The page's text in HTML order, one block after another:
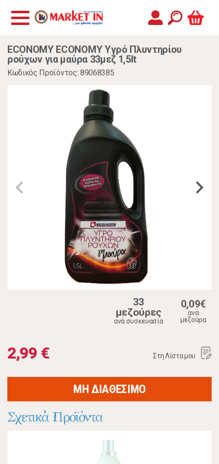
ECONOMY ECONOMY Yγρό Πλυντηρίου
ρούχων για μαύρα 33μεζ 1,5lt
Κωδικός Προϊόντος: 89068385
33
μεζούρες
ανά συσκευασία
0,09€
ανά
μεζούρα
2,99 € Στη Λίστα μου
ΜΗ ΔΙΑΘΕΣΙΜΟ
Σχετικά Προϊόντα